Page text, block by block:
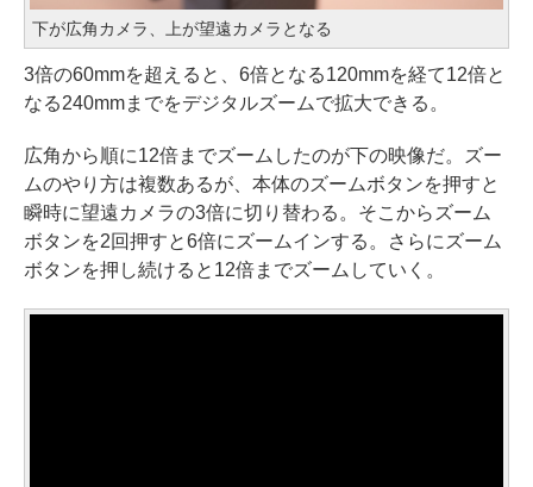
下が広角カメラ、上が望遠カメラとなる
3倍の60mmを超えると、6倍となる120mmを経て12倍と
なる240mmまでをデジタルズームで拡大できる。
広角から順に12倍までズームしたのが下の映像だ。ズー
ムのやり方は複数あるが、本体のズームボタンを押すと
瞬時に望遠カメラの3倍に切り替わる。そこからズーム
ボタンを2回押すと6倍にズームインする。さらにズーム
ボタンを押し続けると12倍までズームしていく。